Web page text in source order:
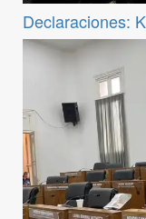
Declaraciones: